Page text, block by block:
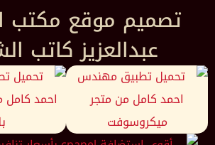
تصميم موقع مكتب
عبدالعزيز كاتب